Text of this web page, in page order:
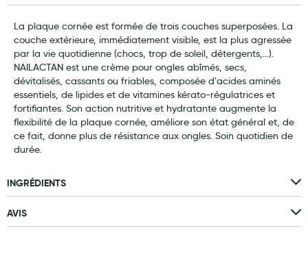
Biberons et tétines
Toilette du bébé
Accessoires bébé
Alimentation
Soins enfant
Tisanes allaitement et compléments alimentaires
Accessoires maternité
La plaque cornée est formée de trois couches superposées. La
couche extérieure, immédiatement visible, est la plus agressée
par la vie quotidienne (chocs, trop de soleil, détergents,…).
NAILACTAN est une crème pour ongles abîmés, secs,
dévitalisés, cassants ou friables, composée d'acides aminés
essentiels, de lipides et de vitamines kérato-régulatrices et
fortifiantes. Son action nutritive et hydratante augmente la
flexibilité de la plaque cornée, améliore son état général et, de
ce fait, donne plus de résistance aux ongles. Soin quotidien de
durée.
INGRÉDIENTS
AVIS